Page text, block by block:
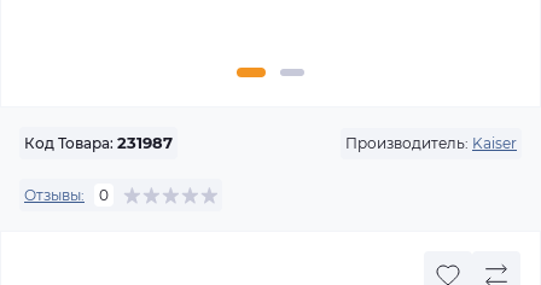
Код Товара: 231987 Производитель: Kaiser
Отзывы: 0